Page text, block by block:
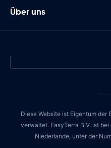
Über uns
Diese Website ist Eigentum der
verwaltet. EasyTerra B.V. ist
Niederlande, unter der